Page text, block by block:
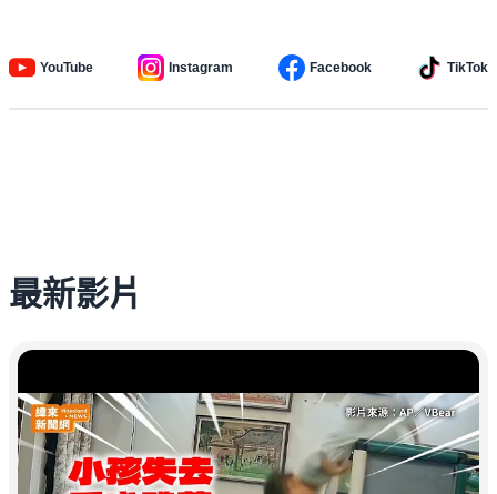
YouTube Instagram Facebook TikTok
最新影片